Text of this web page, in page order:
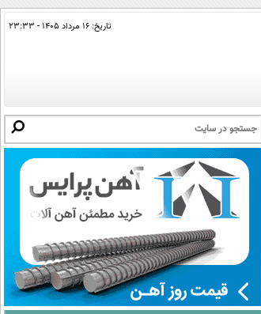
تاریخ: ۱۶ مرداد ۱۴۰۵ - ۲۳:۳۳